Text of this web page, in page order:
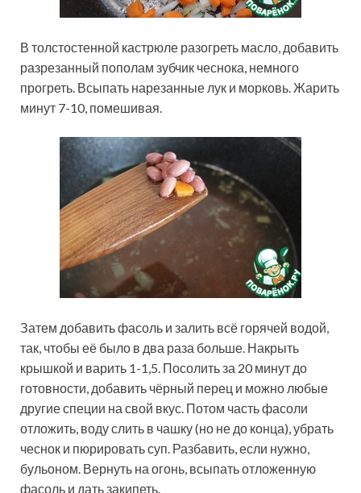
В толстостенной кастрюле разогреть масло, добавить
разрезанный пополам зубчик чеснока, немного
прогреть. Всыпать нарезанные лук и морковь. Жарить
минут 7-10, помешивая.
Затем добавить фасоль и залить всё горячей водой,
так, чтобы её было в два раза больше. Накрыть
крышкой и варить 1-1,5. Посолить за 20 минут до
готовности, добавить чёрный перец и можно любые
другие специи на свой вкус. Потом часть фасоли
отложить, воду слить в чашку (но не до конца), убрать
чеснок и пюрировать суп. Разбавить, если нужно,
бульоном. Вернуть на огонь, всыпать отложенную
фасоль и дать закипеть.